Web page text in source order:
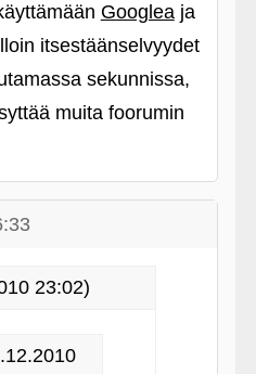
Googleaja
itsestäänselvyydet
sekunnissa,
muita foorumin
23:02)